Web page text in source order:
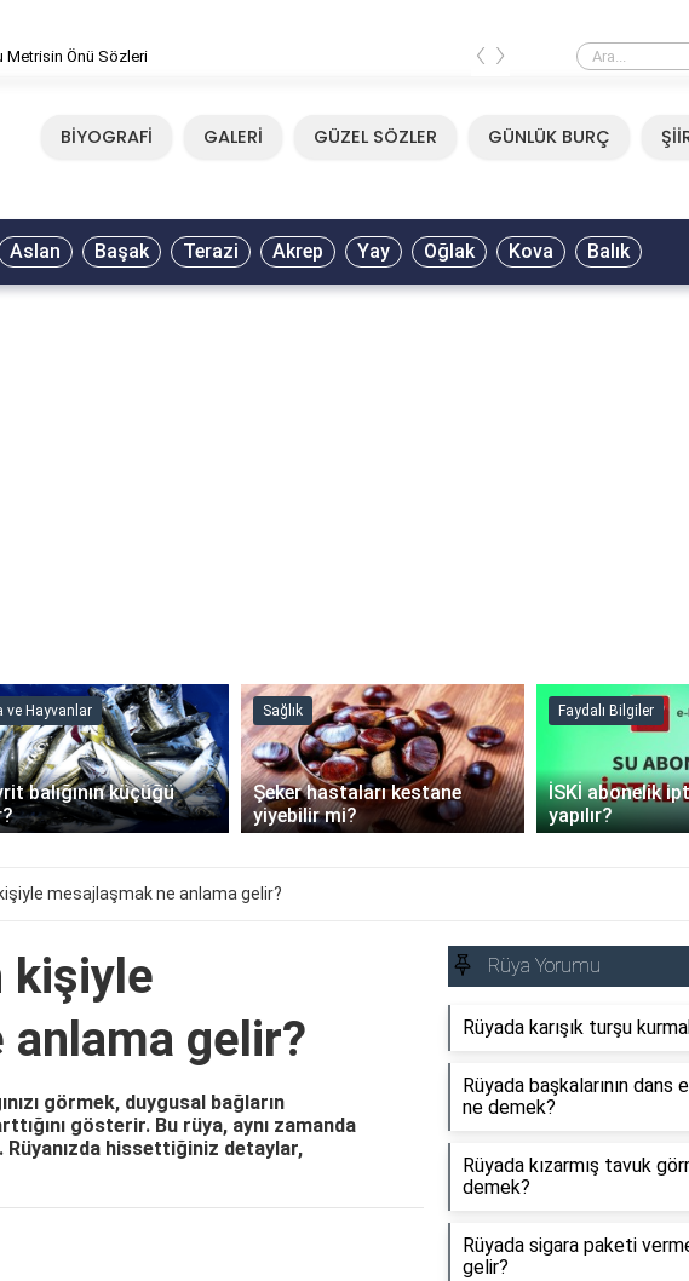
Metrisin Önü Sözleri Mirkelam - Tavla Sözleri
‹ ›
BİYOGRAFİ GALERİ GÜZEL SÖZLER GÜNLÜK BURÇ
Aslan Başak Terazi Akrep Yay Oğlak Kova Balık
hastaları kestane
mi?
Faydalı Bilgiler
İSKİ abonelik iptali nasıl
yapılır?
Faydalı Bilgiler
Şişme mont
programda
mesajlaşmak ne anlama gelir?
kişiyle
gelir?
görmek, duygusal bağların
gösterir. Bu rüya, aynı zamanda
hissettiğiniz detaylar,
Rüya Yorumu
Rüyada karışık turşu
Rüyada başkalarının
ne demek?
Rüyada kızarmış tavuk
demek?
Rüyada sigara paketi
gelir?